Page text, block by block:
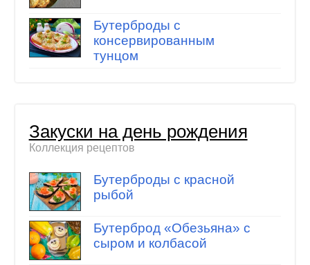
Бутерброды с
консервированным
тунцом
Закуски на день рождения
Коллекция рецептов
Бутерброды с красной
рыбой
Бутерброд «Обезьяна» с
сыром и колбасой